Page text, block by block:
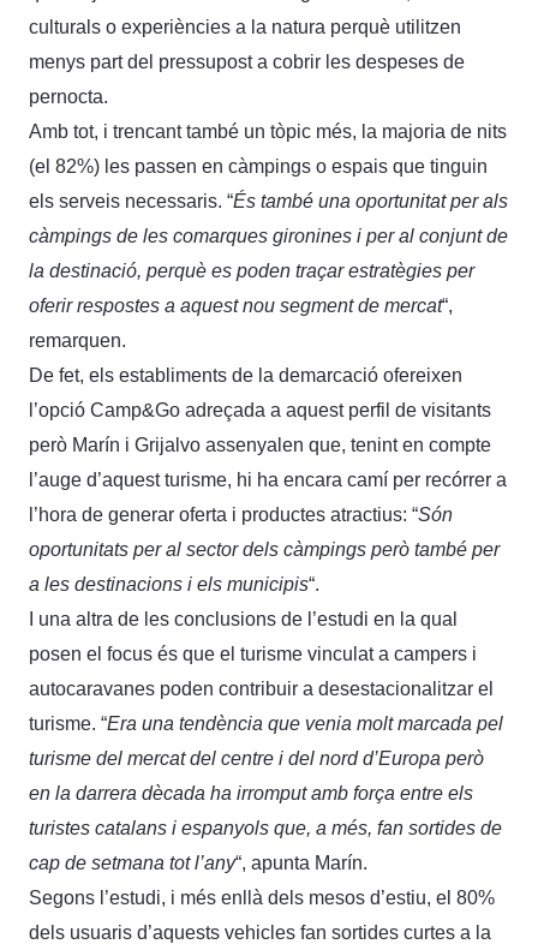
culturals o experiències a la natura perquè utilitzen
menys part del pressupost a cobrir les despeses de
pernocta.
Amb tot, i trencant també un tòpic més, la majoria de nits
(el 82%) les passen en càmpings o espais que tinguin
els serveis necessaris. “És també una oportunitat per als
càmpings de les comarques gironines i per al conjunt de
la destinació, perquè es poden traçar estratègies per
oferir respostes a aquest nou segment de mercat“,
remarquen.
De fet, els establiments de la demarcació ofereixen
l’opció Camp&Go adreçada a aquest perfil de visitants
però Marín i Grijalvo assenyalen que, tenint en compte
l’auge d’aquest turisme, hi ha encara camí per recórrer a
l’hora de generar oferta i productes atractius: “Són
oportunitats per al sector dels càmpings però també per
a les destinacions i els municipis“.
I una altra de les conclusions de l’estudi en la qual
posen el focus és que el turisme vinculat a campers i
autocaravanes poden contribuir a desestacionalitzar el
turisme. “Era una tendència que venia molt marcada pel
turisme del mercat del centre i del nord d’Europa però
en la darrera dècada ha irromput amb força entre els
turistes catalans i espanyols que, a més, fan sortides de
cap de setmana tot l’any“, apunta Marín.
Segons l’estudi, i més enllà dels mesos d’estiu, el 80%
dels usuaris d’aquests vehicles fan sortides curtes a la